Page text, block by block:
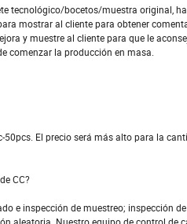
tecnológico/bocetos/muestra original,
mostrar al cliente para obtener
y muestre al cliente para que le
comenzar la producción en masa.
El precio será más alto para la
CC?
e inspección de muestreo; inspección